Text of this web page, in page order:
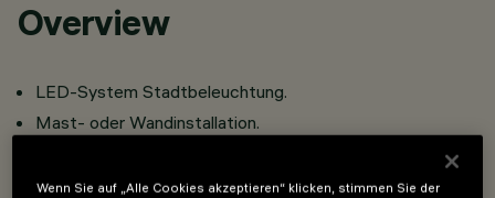
Overview
LED-System Stadtbeleuchtung.
Mast- oder Wandinstallation.
Bestehend aus Leuchtengehäuse, Mast, Ausleger und
Mastanschluss.
Wenn Sie auf „Alle Cookies akzeptieren“ klicken, stimmen Sie der